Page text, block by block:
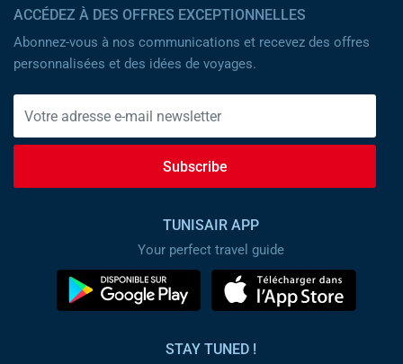
ACCÉDEZ À DES OFFRES EXCEPTIONNELLES
Abonnez-vous à nos communications et recevez des offres
personnalisées et des idées de voyages.
Subscribe
TUNISAIR APP
Your perfect travel guide
STAY TUNED !